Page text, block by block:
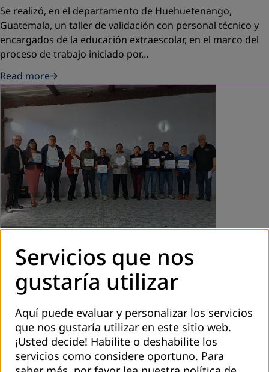
Se realizó, en el departamento de Huehuetenango,
Guatemala, un taller de validación con personal técnico y
encargados de la educación extraescolar, en el marco del
proceso de trabajo iniciado por…
Read more
octubre 2025
Construyendo desde lo local: Huehuetenango
cierra ciclo de formación en Modelos
El taller “Modelo Territorial de Educación: Construyendo
Aprendizajes desde lo Local”, que clausuró un ciclo
formativo sobre esta temática, se realizó con la
participación de 45 técnicos y…
Servicios que nos
gustaría utilizar
Aquí puede evaluar y personalizar los servicios
que nos gustaría utilizar en este sitio web.
¡Usted decide! Habilite o deshabilite los
servicios como considere oportuno. Para